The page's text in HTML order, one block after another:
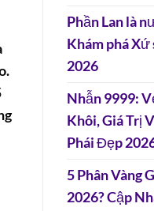
Phần Lan là
Khám phá Xứ
2026
Nhẫn 9999:
Khôi, Giá Trị
Phái Đẹp
5 Phân Vàng
2026? Cập